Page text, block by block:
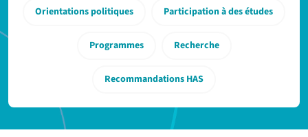
Orientations politiques Participation à des études
Programmes Recherche
Recommandations HAS